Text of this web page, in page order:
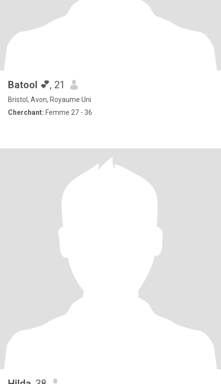
Batool 💕, 21
Bristol, Avon, Royaume Uni
Cherchant: Femme 27 - 36